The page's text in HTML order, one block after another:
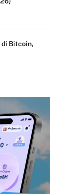
di Bitcoin,